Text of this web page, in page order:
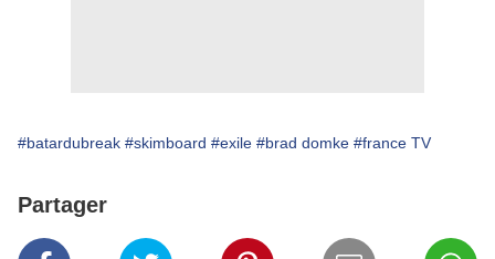
#batardubreak #skimboard #exile #brad domke #france TV
Partager